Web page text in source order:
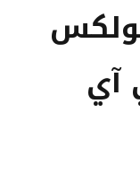
آي